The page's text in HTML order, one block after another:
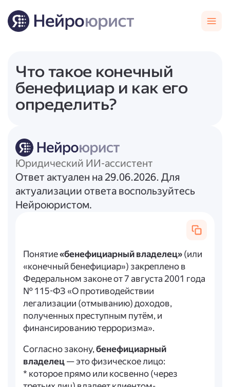
Что такое конечный
бенефициар и как его
определить?
Юридический ИИ-ассистент
Ответ актуален на 29.06.2026. Для
актуализации ответа воспользуйтесь
Нейроюристом.
Понятие«бенефициарный владелец»(или
«конечный бенефициар») закреплено в
Федеральном законе от 7 августа 2001 года
№ 115-ФЗ «О противодействии
легализации (отмыванию) доходов,
полученных преступным путём, и
финансированию терроризма».
Согласно закону,бенефициарный
владелец— это физическое лицо:
* которое прямо или косвенно (через